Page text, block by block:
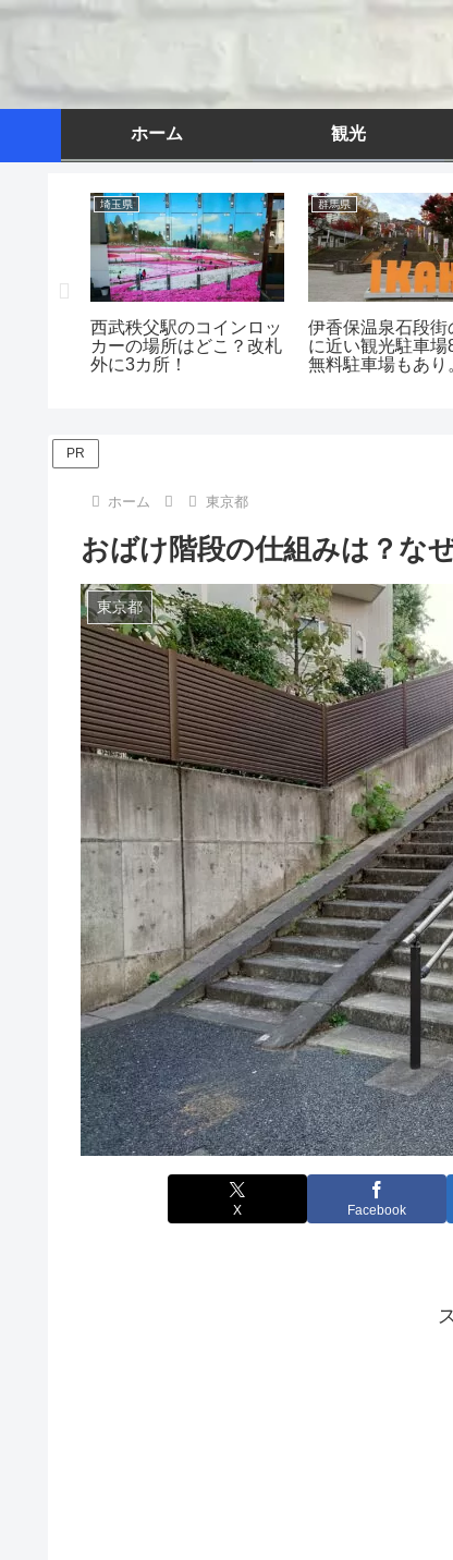
ホーム 観光
埼玉県
西武秩父駅のコインロッ
カーの場所はどこ？改札
外に3カ所！
群馬県
伊香保温泉石段街
に近い観光駐車場
無料駐車場もあり
PR
ホーム 東京都
おばけ階段の仕組みは？な
東京都
X Facebook